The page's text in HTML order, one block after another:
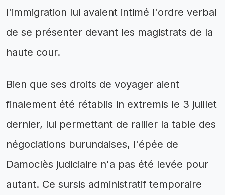
l'immigration lui avaient intimé l'ordre verbal
de se présenter devant les magistrats de la
haute cour.
Bien que ses droits de voyager aient
finalement été rétablis in extremis le 3 juillet
dernier, lui permettant de rallier la table des
négociations burundaises, l'épée de
Damoclès judiciaire n'a pas été levée pour
autant. Ce sursis administratif temporaire